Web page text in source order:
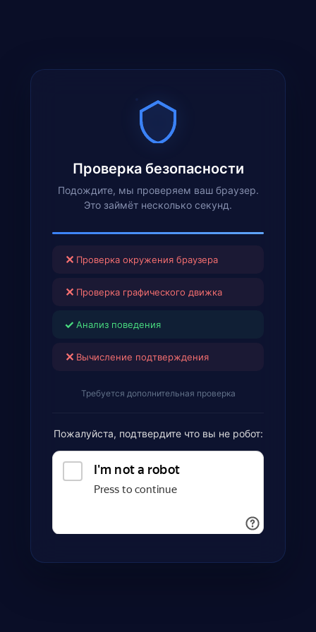
Проверка безопасности
Подождите, мы проверяем ваш браузер.
Это займёт несколько секунд.
✕ Проверка окружения браузера
✕ Проверка графического движка
✓ Анализ поведения
✕ Вычисление подтверждения
Требуется дополнительная проверка
Пожалуйста, подтвердите что вы не робот: